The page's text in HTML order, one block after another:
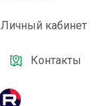
Личный кабинет
Контакты